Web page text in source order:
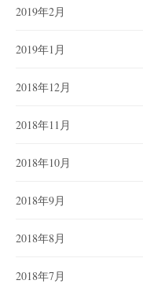
2019年2月
2019年1月
2018年12月
2018年11月
2018年10月
2018年9月
2018年8月
2018年7月